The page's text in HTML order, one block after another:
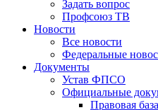
Задать вопрос
Профсоюз ТВ
Новости
Все новости
Федеральные
Документы
Устав ФПСО
Официальные
Правовая база